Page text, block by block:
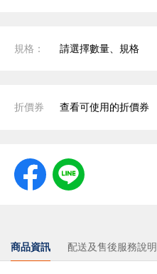
規格： 請選擇數量、規格
折價券 查看可使用的折價券
商品資訊 配送及售後服務說明